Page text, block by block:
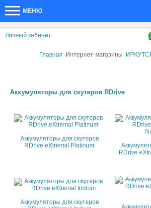
МЕНЮ
Личный кабинет
Главная Интернет-магазины
Аккумуляторы для скутеров RDrive
Аккумуляторы для скутеров
RDrive eXtremal Platinum
RDrive
Аккумуляторы для скутеров